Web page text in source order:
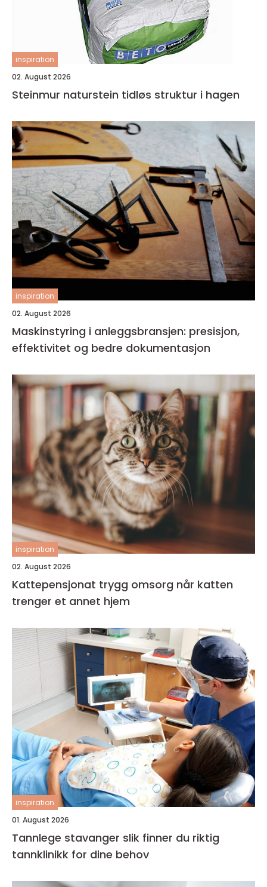
inspiration
02. August 2026
Steinmur naturstein tidløs struktur i hagen
inspiration
02. August 2026
Maskinstyring i anleggsbransjen: presisjon,
effektivitet og bedre dokumentasjon
inspiration
02. August 2026
Kattepensjonat trygg omsorg når katten
trenger et annet hjem
inspiration
01. August 2026
Tannlege stavanger slik finner du riktig
tannklinikk for dine behov